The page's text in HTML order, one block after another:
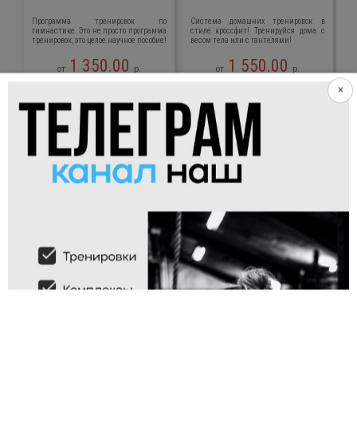
Программа тренировок по
гимнастике. Это не просто программа
тренировок, это целое научное пособие!
от 1 350.00 р.
Система домашних тренировок в
стиле кроссфит! Тренируйся дома с
весом тела или с гантелями!
от 1 550.00 р.
АЛЬТЕРНАТИВНЫЕ УПРАЖНЕНИЯ
Отжимания от возвышенности
(женский вариант)